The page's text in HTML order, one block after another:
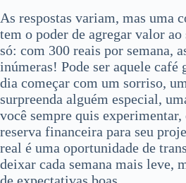
As respostas variam, mas uma
tem o poder de agregar valor
só: com 300 reais por semana,
inúmeras! Pode ser aquele café
dia começar com um sorriso,
surpreenda alguém especial,
você sempre quis experimentar,
reserva financeira para seu
real é uma oportunidade de
deixar cada semana mais leve,